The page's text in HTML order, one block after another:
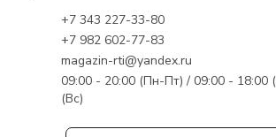
+7 343 227-33-80
+7 982 602-77-83
magazin-rti@yandex.ru
09:00 - 20:00 (Пн-Пт) / 09:00 - 18:00
(Вс)